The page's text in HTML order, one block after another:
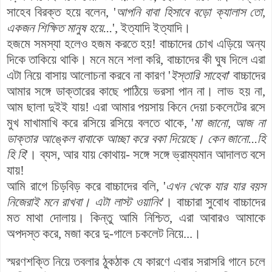
সাহেব বিরক্ত হয়ে বলেন, 'আপনি বাবা হিসাবে বড়ো ক্যালাস তো,
একজন শিক্ষিত মানুষ হয়ে...', ইত্যাদি ইত্যাদি।
হজমে সমস্যা হলেও হজম করতে হয়! বাচ্চাদের চোখ এড়িয়ে অন্য
দিকে তাকিয়ে থাকি। মনে মনে শলা করি, বাচ্চাদের কী ঘুষ দিলে এরা
এটা নিয়ে বাসায় আলোচনা করবে না কারণ 'ইস্তারি সাহেবা' বাচ্চাদের
আমার সঙ্গে ডাক্তারের কাছে পাঠিয়ে ভরসা পান না। লাভ হয় না,
আম ছালা দুইই যায়! এরা আমার পয়সায় কিনে দেয়া চকলেটের রসে
মুখ মাখামাখি করে রসিয়ে রসিয়ে বলতে থাকে, 'মা জানো, আজ না
ডাক্তার আঙ্কেল বাবাকে আচ্ছা করে বকা দিয়েছে। কেন জানো...হি
হি হি'। ব্যস, আর যায় কোথায়- সঙ্গে সঙ্গে ভ্রাম্যমান আদালত বসে
যায়!
আমি রাগে চিড়বিড় করে বাচ্চাদের বলি, 'এখন থেকে যার যার বয়স
নিজেরাই মনে রাখবা। এটা লাস্ট ওয়ানিং'। বাচ্চারা সুবোধ বাচ্চাদের
মত মাথা দোলায়। কিন্তু আমি নিশ্চিত, এরা আবারও আমাকে
অপদস্ত করে, মজা করে দু-গালে চকলেট নিয়ে...।
স্মরণশক্তি নিয়ে তবলার ঠুকঠাক যে কারণে এবার সরাসরি গানে চলে